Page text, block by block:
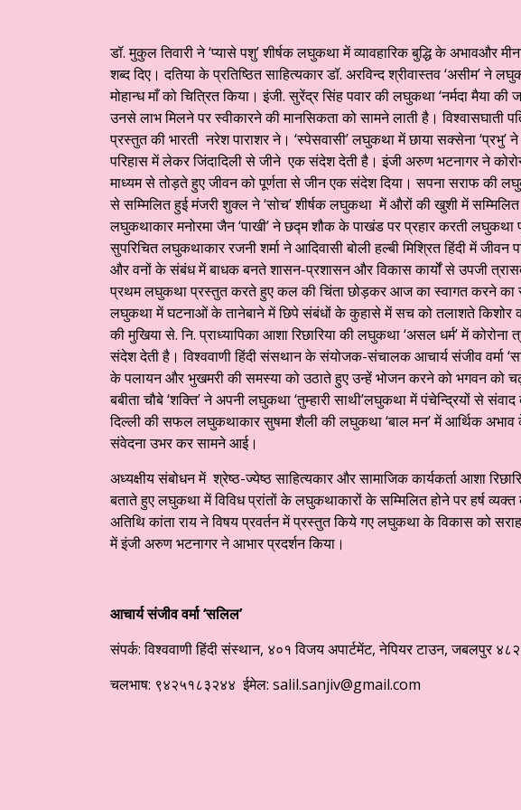
डॉ. मुकुल तिवारी ने ‘प्यासे पशु’ शीर्षक लघुकथा में व्यावहारिक बुद्धि के
शब्द दिए। दतिया के प्रतिष्ठित साहित्यकार डॉ. अरविन्द श्रीवास्तव ‘असीम’ ने
मोहान्ध माँ को चित्रित किया। इंजी. सुरेंद्र सिंह पवार की लघुकथा ‘नर्मदा मैया
उनसे लाभ मिलने पर स्वीकारने की मानसिकता को सामने लाती है। विश्वासघाती
प्रस्तुत की भारती नरेश पाराशर ने। ‘स्पेसवासी’ लघुकथा में छाया सक्सेना ‘प्रभु’
परिहास में लेकर जिंदादिली से जीने एक संदेश देती है। इंजी अरुण भटनागर ने
माध्यम से तोड़ते हुए जीवन को पूर्णता से जीन एक संदेश दिया। सपना सराफ की
से सम्मिलित हुई मंजरी शुक्ल ने ‘सोच’ शीर्षक लघुकथा में औरों की खुशी में
लघुकथाकार मनोरमा जैन ‘पाखी’ ने छद्म शौक के पाखंड पर प्रहार करती
सुपरिचित लघुकथाकार रजनी शर्मा ने आदिवासी बोली हल्बी मिश्रित हिंदी में
और वनों के संबंध में बाधक बनते शासन-प्रशासन और विकास कार्यों से उपजी त्रासदी
प्रथम लघुकथा प्रस्तुत करते हुए कल की चिंता छोड़कर आज का स्वागत करने का संदेश
लघुकथा में घटनाओं के तानेबाने में छिपे संबंधों के कुहासे में सच को तलाशते किशोर
की मुखिया से. नि. प्राध्यापिका आशा रिछारिया की लघुकथा ‘असल धर्म’ में
संदेश देती है। विश्ववाणी हिंदी संसथान के संयोजक-संचालक आचार्य संजीव वर्मा
के पलायन और भुखमरी की समस्या को उठाते हुए उन्हें भोजन करने को भगवन को
बबीता चौबे ‘शक्ति’ ने अपनी लघुकथा ‘तुम्हारी साथी’लघुकथा में पंचेन्द्रियों से
दिल्ली की सफल लघुकथाकार सुषमा शैली की लघुकथा ‘बाल मन’ में आर्थिक
संवेदना उभर कर सामने आई।
अध्यक्षीय संबोधन में श्रेष्ठ-ज्येष्ठ साहित्यकार और सामाजिक कार्यकर्ता आशा
बताते हुए लघुकथा में विविध प्रांतों के लघुकथाकारों के सम्मिलित होने पर हर्ष
अतिथि कांता राय ने विषय प्रवर्तन में प्रस्तुत किये गए लघुकथा के विकास को
में इंजी अरुण भटनागर ने आभार प्रदर्शन किया।
आचार्य संजीव वर्मा ‘सलिल’
संपर्क: विश्ववाणी हिंदी संस्थान, ४०१ विजय अपार्टमेंट, नेपियर टाउन, जबलपुर
चलभाष: ९४२५१८३२४४ ईमेल: salil.sanjiv@gmail.com